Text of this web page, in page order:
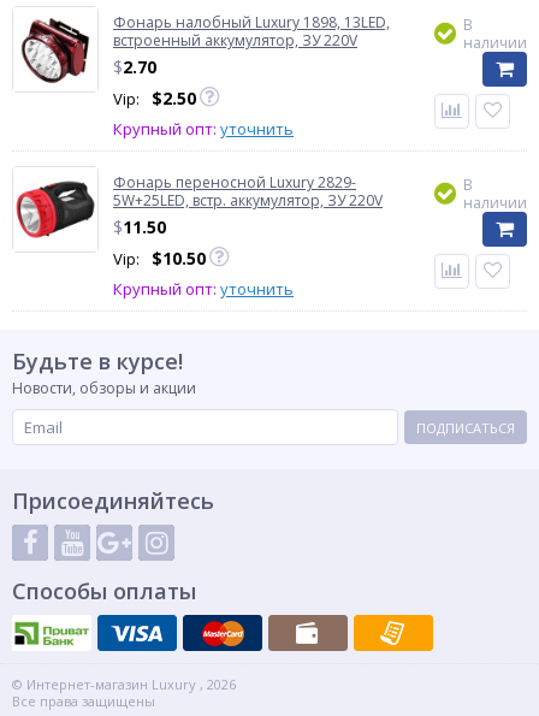
Фонарь налобный Luxury 1898, 13LED,
встроенный аккумулятор, ЗУ 220V
$2.70
Vip: $2.50
Крупный опт: уточнить
В
наличии
Фонарь переносной Luxury 2829-
5W+25LED, встр. аккумулятор, ЗУ 220V
$11.50
Vip: $10.50
Крупный опт: уточнить
В
наличии
Будьте в курсе!
Новости, обзоры и акции
ПОДПИСАТЬСЯ
Присоединяйтесь
Способы оплаты
© Интернет-магазин Luxury , 2026
Все права защищены